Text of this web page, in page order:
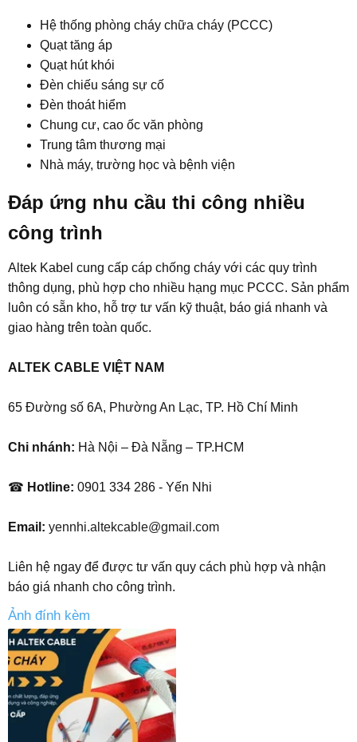
Hệ thống phòng cháy chữa cháy (PCCC)
Quạt tăng áp
Quạt hút khói
Đèn chiếu sáng sự cố
Đèn thoát hiểm
Chung cư, cao ốc văn phòng
Trung tâm thương mại
Nhà máy, trường học và bệnh viện
Đáp ứng nhu cầu thi công nhiều
công trình​
Altek Kabel cung cấp cáp chống cháy với các quy trình
thông dụng, phù hợp cho nhiều hạng mục PCCC. Sản phẩm
luôn có sẵn kho, hỗ trợ tư vấn kỹ thuật, báo giá nhanh và
giao hàng trên toàn quốc.
ALTEK CABLE VIỆT NAM
65 Đường số 6A, Phường An Lạc, TP. Hồ Chí Minh
Chi nhánh: Hà Nội – Đà Nẵng – TP.HCM
☎ Hotline: 0901 334 286 - Yến Nhi
Email: yennhi.altekcable@gmail.com
Liên hệ ngay để được tư vấn quy cách phù hợp và nhận
báo giá nhanh cho công trình.
Ảnh đính kèm